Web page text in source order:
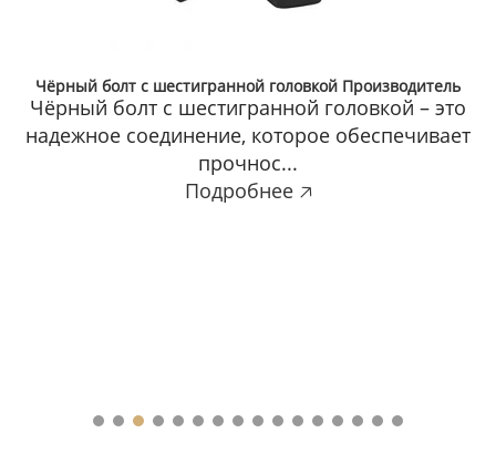
Чёрный болт с шестигранной головкой Производитель
Чёрный болт с шестигранной головкой – это
надежное соединение, которое обеспечивает
прочнос...
Подробнее 🡥